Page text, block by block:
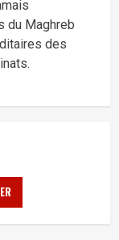
du Maghreb
des